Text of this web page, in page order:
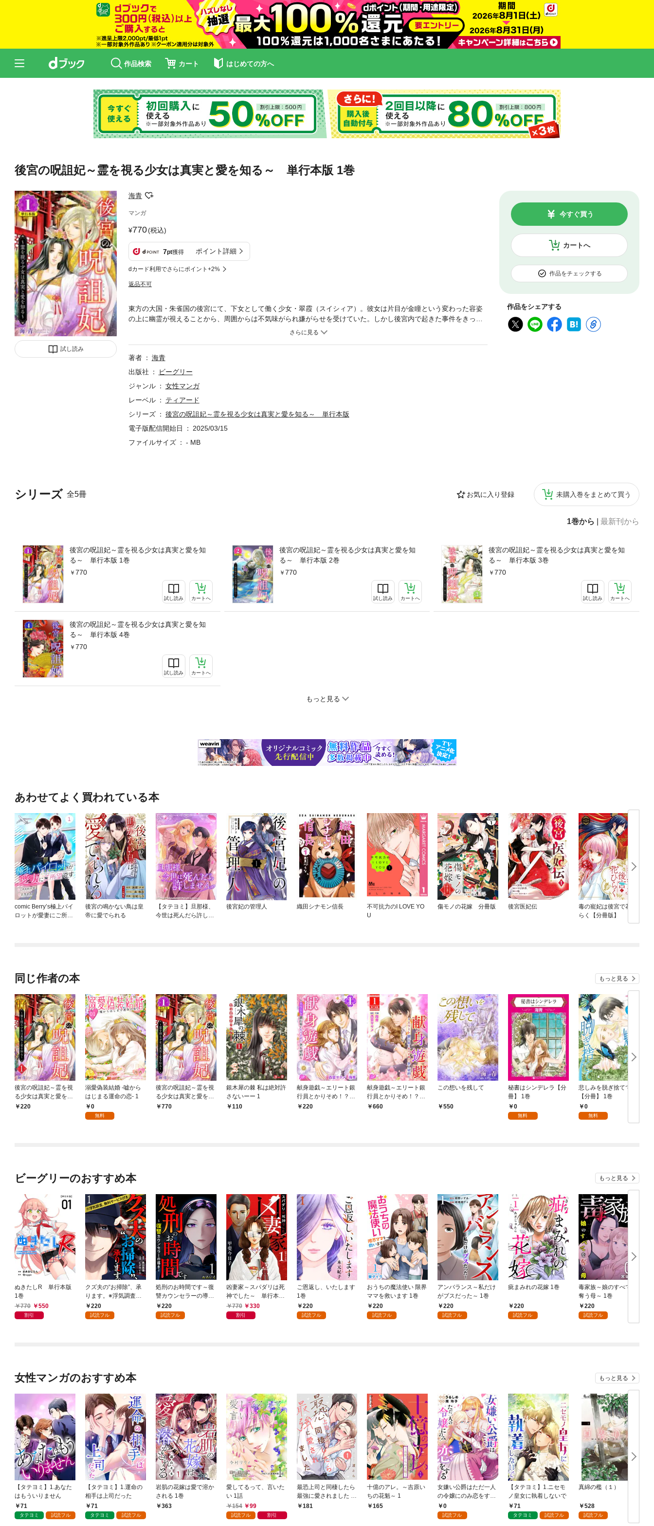
作品検索 カート はじめての方へ
後宮の呪詛妃～霊を視る少女は真実と愛を知る～ 単行本版 1巻
試し読み
海青
マンガ
770(税込)
7pt獲得 ポイント詳細
dカード利用でさらにポイント+2%
返品不可
カートへ
今すぐ買う
作品をチェックする
作品をシェアする
シリーズ 全5冊 お気に入り登録 未購入巻をまとめて買う
1巻から 最新刊から
後宮の呪詛妃～霊を視る少女は真実と愛を知
る～ 単行本版 1巻
770
試し読み カートへ
後宮の呪詛妃～霊を視る少女は真実と愛を知
る～ 単行本版 2巻
770
試し読み カートへ
後宮の呪詛妃～霊を視る少女は真実と愛を知
る～ 単行本版 3巻
770
試し読み カートへ
後宮の呪詛妃～霊を視る少女は真実と愛を知
る～ 単行本版 4巻
770
試し読み カートへ
もっと見る
東方の大国・朱雀国の後宮にて、下女として働く少女・翠霞（スイシィア）。彼女は片目が金瞳という変わった容姿
の上に幽霊が視えることから、周囲からは不気味がられ嫌がらせを受けていた。しかし後宮内で起きた事件をきっか
けに皇帝に見初められて…!? 不遇だった翠霞の運命が回り始める！ 愛を知らない少女の中華風シンデレラストー
著者
海青
出版社
ビーグリー
ジャンル
女性マンガ
レーベル
ティアード
シリーズ
後宮の呪詛妃～霊を視る少女は真実と愛を知る～ 単行本版
電子版配信開始日
2025/03/15
ファイルサイズ
- MB
あわせてよく買われている本
comic Berry’s極上パイ
ロットが愛妻にご所望
後宮の鳴かない鳥は皇
帝に愛でられる
【タテヨミ】旦那様、
今世は死んだら許しま
後宮妃の管理人 織田シナモン信長
不可抗力のI LOVE YO
U
傷モノの花嫁 分冊版 後宮医妃伝
毒の寵妃は後宮で花ひ
らく【分冊版】
同じ作者の本 もっと見る
後宮の呪詛妃～霊を視
る少女は真実と愛を知
る～ 1巻
220
溺愛偽装結婚 -嘘から
はじまる運命の恋- 1
0
無料
後宮の呪詛妃～霊を視
る少女は真実と愛を知
る～ 単行本版 1巻
770
銀木犀の棘 私は絶対許
さないーー 1
110
献身遊戯～エリート銀
行員とかりそめ！？恋
人契約～ 1巻
220
献身遊戯～エリート銀
行員とかりそめ！？恋
人契約～ 単行本版 1
660
この想いを残して
550
秘書はシンデレラ【分
冊】 1巻
0
無料
悲しみを脱ぎ捨てて
【分冊】 1巻
0
無料
ビーグリーのおすすめ本 もっと見る
ぬきたしR 単行本版
1巻
770
550
割引
クズ夫の“お掃除”、承
ります。※浮気調査、
無料サービス付き 1巻
220
試読フル
処刑のお時間です～復
讐カウンセラーの導き
～ 1巻
220
試読フル
凶妻家～スパダリは死
神でした～ 単行本版
1巻770 330
割引
ご恩返し、いたします
1巻
220
試読フル
おうちの魔法使い 限界
ママを救います 1巻
220
試読フル
アンバランス～私だけ
がブスだった～ 1巻
220
試読フル
疵まみれの花嫁 1巻
220
試読フル
毒家族～娘のすべてを
奪う母～ 1巻
220
試読フル
女性マンガのおすすめ本 もっと見る
【タテヨミ】1.あなた
はもういりません
71
タテヨミ 試読フル
【タテヨミ】1.運命の
相手は上司だった
71
タテヨミ 試読フル
岩肌の花嫁は愛で溶か
される 1巻
363
愛してるって、言いた
い 1話
154
99
試読フル 割引
最恐上司と同棲したら
最強に愛されました 1
巻181
十億のアレ。～吉原い
ちの花魁～ 1
165
女嫌い公爵はただ一人
の令嬢にのみ恋をする
（分冊版）第１話
0
試読フル
【タテヨミ】1.ニセモ
ノ皇女に執着しないで
71
タテヨミ 試読フル
真綿の檻（１）
528
試読フル